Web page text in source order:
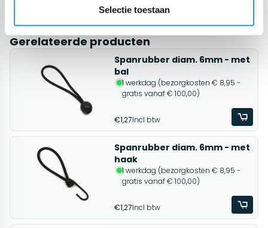
Selectie toestaan
Gerelateerde producten
Spanrubber diam. 6mm - met
bal
1 werkdag (bezorgkosten € 8,95 -
gratis vanaf € 100,00)
€1,27Incl btw
Spanrubber diam. 6mm - met
haak
1 werkdag (bezorgkosten € 8,95 -
gratis vanaf € 100,00)
€1,27Incl btw